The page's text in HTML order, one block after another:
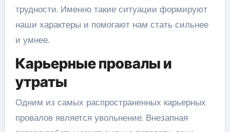
трудности. Именно такие ситуации формируют
наши характеры и помогают нам стать сильнее
и умнее.
Карьерные провалы и
утраты
Одним из самых распространенных карьерных
провалов является увольнение. Внезапная